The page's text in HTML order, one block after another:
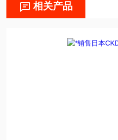
相关产品